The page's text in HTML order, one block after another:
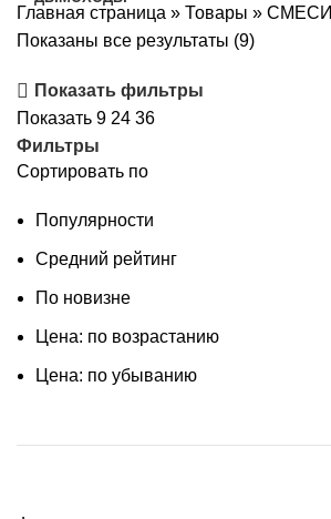
Главная страница » Товары » СМЕСИ
Показаны все результаты (9)
Показать фильтры
Показать 9 24 36
Фильтры
Сортировать по
Популярности
Средний рейтинг
По новизне
Цена: по возрастанию
Цена: по убыванию